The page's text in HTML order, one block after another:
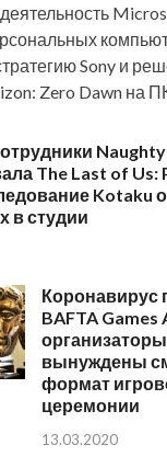
Sony и
Zero Dawn на ПК
The Last of Us:
Kotaku о
в студии
Коронавирус
BAFTA
организаторы
вынуждены
формат
церемонии
13.03.2020